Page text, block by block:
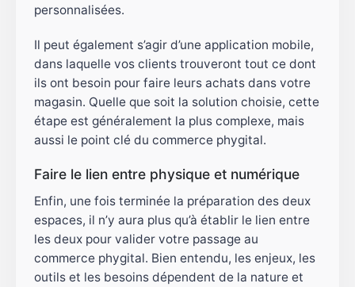
personnalisées.
Il peut également s’agir d’une application mobile,
dans laquelle vos clients trouveront tout ce dont
ils ont besoin pour faire leurs achats dans votre
magasin. Quelle que soit la solution choisie, cette
étape est généralement la plus complexe, mais
aussi le point clé du commerce phygital.
Faire le lien entre physique et numérique
Enfin, une fois terminée la préparation des deux
espaces, il n’y aura plus qu’à établir le lien entre
les deux pour valider votre passage au
commerce phygital. Bien entendu, les enjeux, les
outils et les besoins dépendent de la nature et